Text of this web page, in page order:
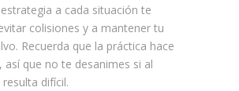
a cada situación te
colisiones y a mantener tu
Recuerda que la práctica hace
así que no te desanimes si al
difícil.